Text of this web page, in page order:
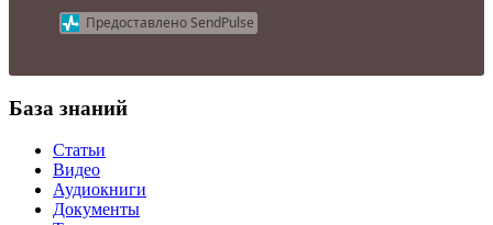
Предоставлено SendPulse
База знаний
Статьи
Видео
Аудиокниги
Документы